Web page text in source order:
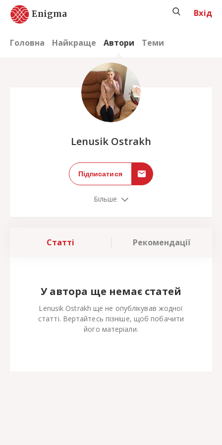
Enigma
Головна Найкраще Автори Теми
Вхід
Lenusik Ostrakh
Підписатися
Більше
Статті Рекомендації
У автора ще немає статей
Lenusik Ostrakh ще не опублікував жодної
статті. Вертайтесь пізніше, щоб побачити
його матеріали.